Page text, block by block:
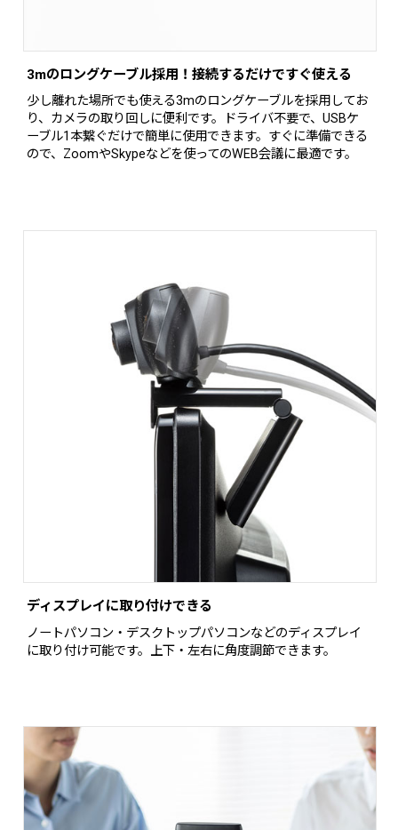
3mのロングケーブル採用！接続するだけですぐ使える
少し離れた場所でも使える3mのロングケーブルを採用してお
り、カメラの取り回しに便利です。ドライバ不要で、USBケ
ーブル1本繋ぐだけで簡単に使用できます。すぐに準備できる
ので、ZoomやSkypeなどを使ってのWEB会議に最適です。
ディスプレイに取り付けできる
ノートパソコン・デスクトップパソコンなどのディスプレイ
に取り付け可能です。上下・左右に角度調節できます。